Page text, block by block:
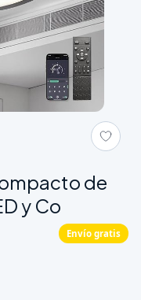
de
y Co
Envío gratis